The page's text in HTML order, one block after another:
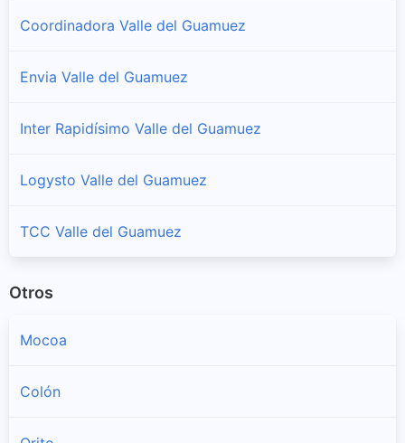
Coordinadora Valle del Guamuez
Envia Valle del Guamuez
Inter Rapidísimo Valle del Guamuez
Logysto Valle del Guamuez
TCC Valle del Guamuez
Otros
Mocoa
Colón